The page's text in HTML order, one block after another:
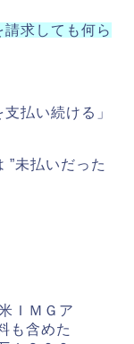
求しても何ら
払い続ける」
”未払いだった
ＩＭＧア
も含めた